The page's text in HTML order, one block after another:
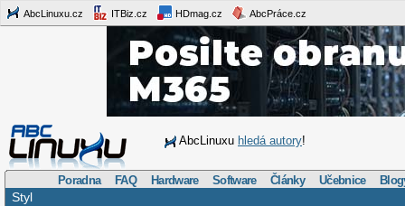
AbcLinuxu.cz ITBiz.cz HDmag.cz AbcPráce.cz
AbcLinuxu hledá autory!
Poradna FAQ Hardware Software Články Učebnice
Styl